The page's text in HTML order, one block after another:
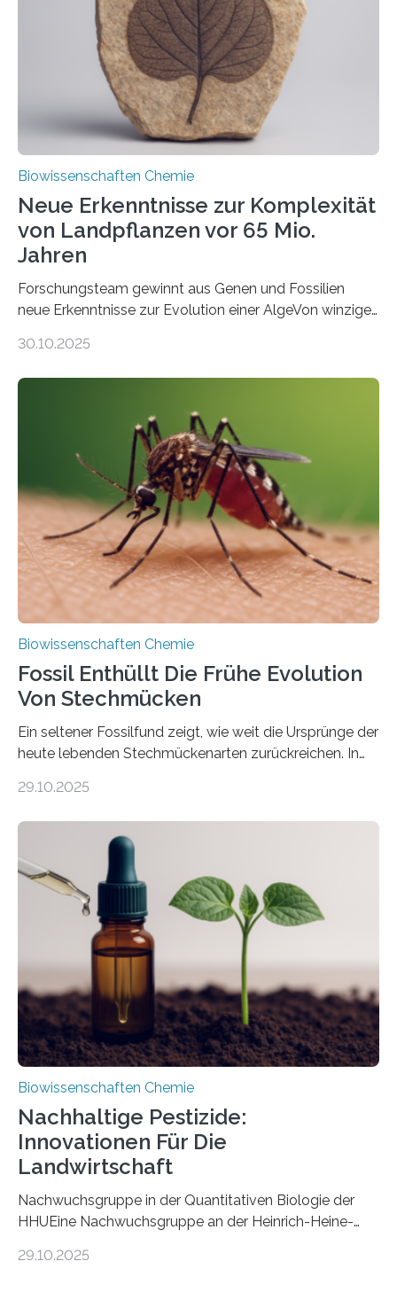
Saccharomyces cerevisiae entdeckt, der für die
Funktionsfähigkeit der Organellen entscheidend ist. Die
Studie wurde am 28. Oktober 2025 in der
Fachzeitschrift…
Biowissenschaften Chemie
Neue Erkenntnisse zur Komplexität
von Landpflanzen vor 65 Mio.
Jahren
Forschungsteam gewinnt aus Genen und Fossilien
neue Erkenntnisse zur Evolution einer AlgeVon winzigen
Landpflanzen zählen zu den komplexesten
Grünalgen, die vor Hunderten von Millionen Jahren
lebten. Unter den Vorfahren sticht eine Gruppe heraus,
die noch heute in der Natur vorkommt: die
Süßwasseralge Coleochaetophyceae. Einige Arten
dieser Gruppe bilden aus Zellfäden dichte Geflechte
mit scheibenförmiger Gestalt. Was auffällig ist: Die
nächsten…
30.10.2025
Biowissenschaften Chemie
Fossil Enthüllt Die Frühe Evolution
Von Stechmücken
Ein seltener Fossilfund zeigt, wie weit die Ursprünge der
heute lebenden Stechmückenarten zurückreichen. In
Forschende die bisher älteste bekannte Stechmücken-
Region Kachin in Myanmar und hat sich in
ausgezeichnetem Zustand erhalten. Es konnte als neue
Art einer neuen Gattung beschrieben werden und trägt
nun den Namen Cretosabethes primaevus. Dieser erste
fossile Nachweis einer Stechmückenlarve in Bernstein
stellt gleichzeitig den ersten Fossilfund einer
Mückenlarve aus dem Mesozoikum dar, denn…
29.10.2025
Biowissenschaften Chemie
Nachhaltige Pestizide:
Innovationen Für Die
Landwirtschaft
Nachwuchsgruppe in der Quantitativen Biologie der
HHUEine Nachwuchsgruppe an der Heinrich-Heine-
fünf Jahren erforschen, wie Bakterien auf
29.10.2025